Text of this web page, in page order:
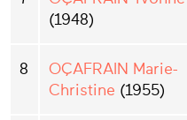
(1948)
8
OÇAFRAIN Marie-
Christine (1955)